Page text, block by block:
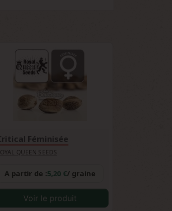
génétique pour allier
Féminisée
QUEEN SEEDS
A partir de :5,20 €/ graine
Voir le produit